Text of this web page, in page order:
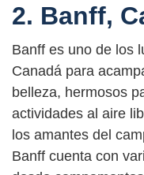
2. Banff,
Banff es uno de los
Canadá para
belleza, hermosos
actividades al aire
los amantes del
Banff cuenta con